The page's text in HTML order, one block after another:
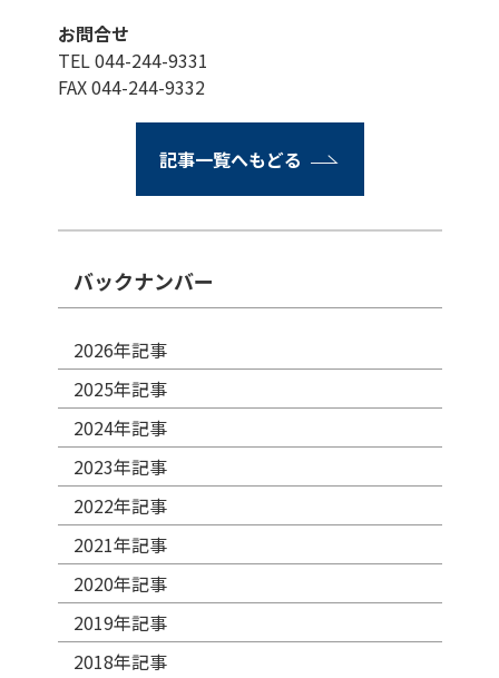
お問合せ
TEL 044-244-9331
FAX 044-244-9332
記事一覧へもどる
バックナンバー
2026年記事
2025年記事
2024年記事
2023年記事
2022年記事
2021年記事
2020年記事
2019年記事
2018年記事